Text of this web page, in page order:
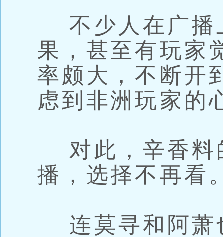
不少人在广播
果，甚至有玩家
率颇大，不断开
虑到非洲玩家的
对此，辛香料
播，选择不再看
连莫寻和阿萧